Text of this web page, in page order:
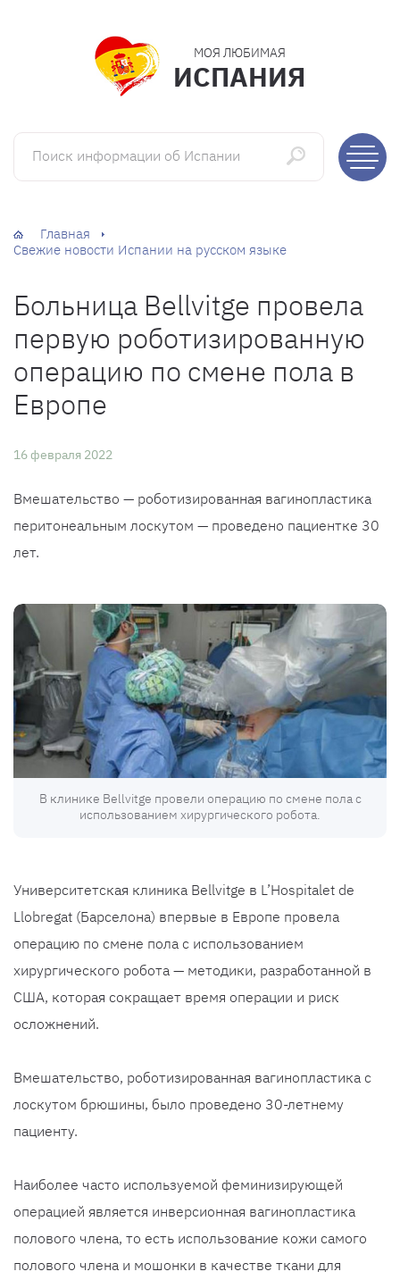
МОЯ ЛЮБИМАЯ
ИСПАНИЯ
Поиск информации об Испании
Главная
Свежие новости Испании на русском языке
Больница Bellvitge провела
первую роботизированную
операцию по смене пола в
Европе
16 февраля 2022
Вмешательство — роботизированная вагинопластика
перитонеальным лоскутом — проведено пациентке 30
лет.
В клинике Bellvitge провели операцию по смене пола с
использованием хирургического робота.
Университетская клиника Bellvitge в L’Hospitalet de
Llobregat (Барселона) впервые в Европе провела
операцию по смене пола с использованием
хирургического робота — методики, разработанной в
США, которая сокращает время операции и риск
осложнений.
Вмешательство, роботизированная вагинопластика с
лоскутом брюшины, было проведено 30-летнему
пациенту.
Наиболее часто используемой феминизирующей
операцией является инверсионная вагинопластика
полового члена, то есть использование кожи самого
полового члена и мошонки в качестве ткани для